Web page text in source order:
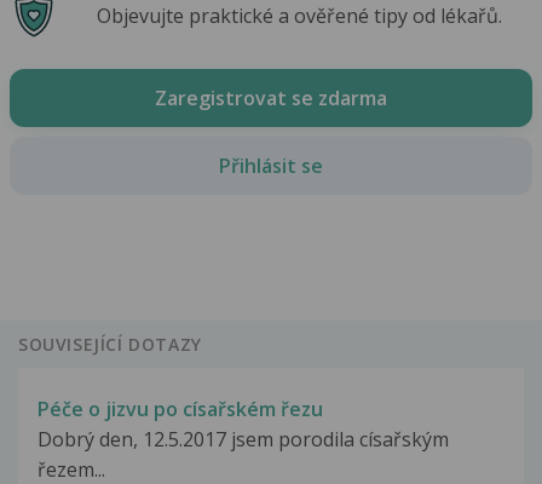
Objevujte praktické a ověřené tipy od lékařů.
Zaregistrovat se zdarma
Přihlásit se
SOUVISEJÍCÍ DOTAZY
Péče o jizvu po císařském řezu
Dobrý den, 12.5.2017 jsem porodila císařským
řezem...